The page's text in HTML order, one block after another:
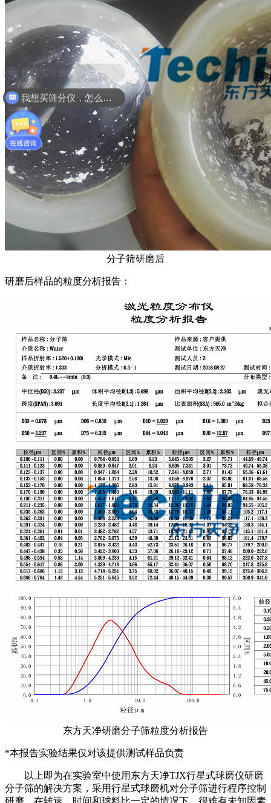
分子筛研磨后
研磨后样品的粒度分析报告：
东方天净研磨分子筛粒度分析报告
*本报告实验结果仅对该提供测试样品负责
以上即为在实验室中使用东方天净TJX行星式球磨仪研磨
分子筛的解决方案，采用行星式球磨机对分子筛进行程序控制
研磨，在转速、时间和球料比一定的情况下，很难有未知因素